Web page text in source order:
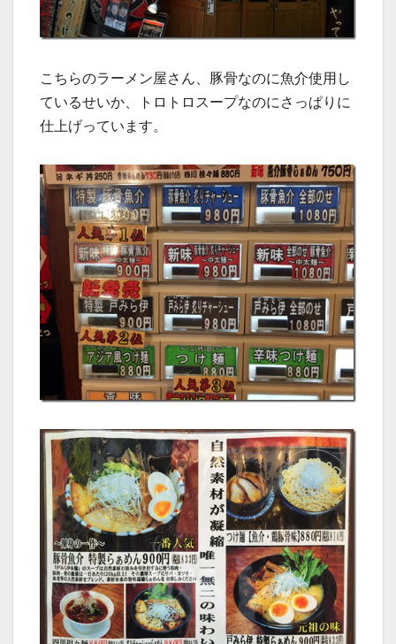
こちらのラーメン屋さん、豚骨なのに魚介使用し
ているせいか、トロトロスープなのにさっぱりに
仕上げっています。